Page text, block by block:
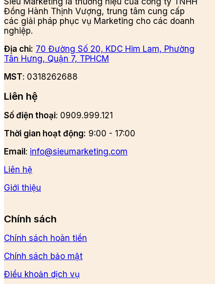
Đồng Hành Thịnh Vượng, trung tâm cung cấp
các giải pháp phục vụ Marketing cho các doanh
nghiệp.
Địa chỉ: 70 Đường Số 20, KDC Him Lam, Phường
Tân Hưng, Quận 7, TPHCM
MST: 0318262688
Liên hệ
Số điện thoại: 0909.999.121
Thời gian hoạt động: 9:00 - 17:00
Email : info@sieumarketing.com
Liên hệ
Giới thiệu
Chính sách
Chính sách hoàn tiền
Chính sách bảo mật
Điều khoản dịch vụ